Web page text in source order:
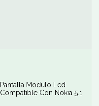
Pantalla Modulo Lcd
Compatible Con Nokia 5.1